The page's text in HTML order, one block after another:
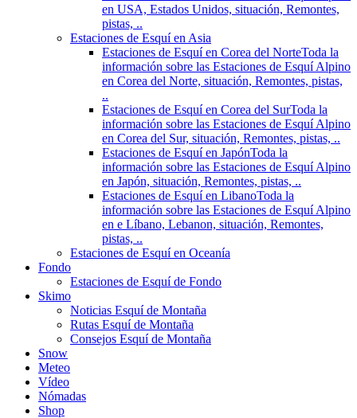
en USA, Estados Unidos, situación, Remontes,
pistas, ..
Estaciones de Esquí en Asia
Estaciones de Esquí en Corea del NorteToda la
información sobre las Estaciones de Esquí Alpino
en Corea del Norte, situación, Remontes, pistas,
..
Estaciones de Esquí en Corea del SurToda la
información sobre las Estaciones de Esquí Alpino
en Corea del Sur, situación, Remontes, pistas, ..
Estaciones de Esquí en JapónToda la
información sobre las Estaciones de Esquí Alpino
en Japón, situación, Remontes, pistas, ..
Estaciones de Esquí en LibanoToda la
información sobre las Estaciones de Esquí Alpino
en e Líbano, Lebanon, situación, Remontes,
pistas, ..
Estaciones de Esquí en Oceanía
Fondo
Estaciones de Esquí de Fondo
Skimo
Noticias Esquí de Montaña
Rutas Esquí de Montaña
Consejos Esquí de Montaña
Snow
Meteo
Vídeo
Nómadas
Shop